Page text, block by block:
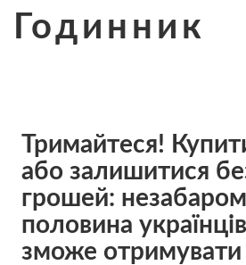
Годинник
Тримайтеся!
або залишитися
грошей: незабаром
половина
зможе отримувати